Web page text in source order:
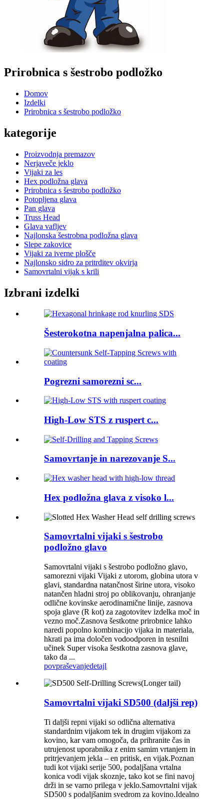
Prirobnica s šestrobo podložko
Domov
Izdelki
Prirobnica s šestrobo podložko
kategorije
Proizvodnja premazov
Nerjaveče jeklo
Vijaki za les
Hex podložna glava
Prirobnica s šestrobo podložko
Potopljena glava
Pan glava
Truss Head
Glava vafljev
Najlonska šestrobna podložna glava
Slepe zakovice
Vijaki za iverne plošče
Najlonsko sidro za pritrditev okvirja
Samovrtalni vijak s krili
Izbrani izdelki
Šesterokotna napenjalna palica...
Pogrezni samorezni sc...
High-Low STS z ruspert c...
Samovrtanje in narezovanje S...
Hex podložna glava z visoko l...
Samovrtalni vijaki s šestrobo
podložno glavo
Samovrtalni vijaki s šestrobo podložno glavo,
samorezni vijaki Vijaki z utorom, globina utora v
glavi, standardna natančnost širine utora, visoko
natančen hladni stroj po oblikovanju, ohranjanje
odlične kovinske aerodinamične linije, zasnova
spoja glave (R kot) za zagotovitev izdelka moč in
vezno moč.Zasnova šestkotne prirobnice lahko
naredi popolno kombinacijo vijaka in materiala,
hkrati pa ima določen vodoodporen in tesnilni
učinek Super visoka šestkotna zasnova glave,
tako da ...
povpraševanjedetajl
Samovrtalni vijaki SD500 (daljši rep)
Ti daljši repni vijaki so odlična alternativa
standardnim vijakom tek in drugim vijakom za
kovino, kar vam omogoča, da prihranite čas in
utrujenost uporabnika z enim samim vrtanjem in
pritrjevanjem jekla – en pritisk, en vijak.Poznan
tudi kot vijaki serije 500, podaljšana vrtalna
konica vodi vijak skoznje, tako kot se fini navoj
drži in se varno prilega v jeklo.Samovrtalni vijak
SD500 s podaljšanim svedrom za kovino.Idealno